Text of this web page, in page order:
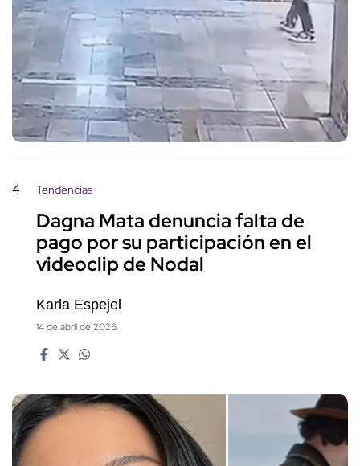
4 Tendencias
Dagna Mata denuncia falta de
pago por su participación en el
videoclip de Nodal
Karla Espejel
14 de abril de 2026